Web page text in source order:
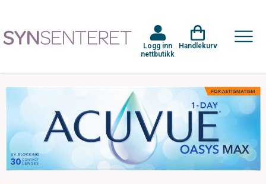
Logg inn
nettbutikk
Handlekurv